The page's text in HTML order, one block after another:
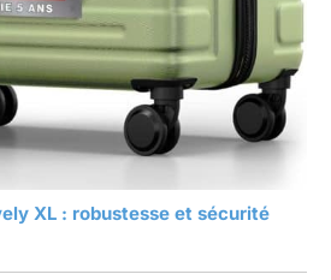
XL : robustesse et sécurité